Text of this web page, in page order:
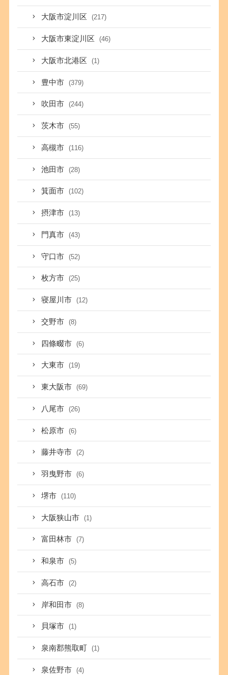
大阪市淀川区 (217)
大阪市東淀川区 (46)
大阪市北港区 (1)
豊中市 (379)
吹田市 (244)
茨木市 (55)
高槻市 (116)
池田市 (28)
箕面市 (102)
摂津市 (13)
門真市 (43)
守口市 (52)
枚方市 (25)
寝屋川市 (12)
交野市 (8)
四條畷市 (6)
大東市 (19)
東大阪市 (69)
八尾市 (26)
松原市 (6)
藤井寺市 (2)
羽曳野市 (6)
堺市 (110)
大阪狭山市 (1)
富田林市 (7)
和泉市 (5)
高石市 (2)
岸和田市 (8)
貝塚市 (1)
泉南郡熊取町 (1)
泉佐野市 (4)